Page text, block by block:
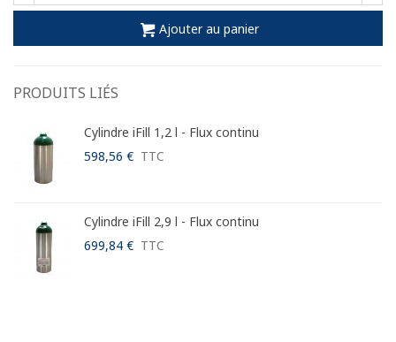
Ajouter au panier
PRODUITS LIÉS
Cylindre iFill 1,2 l - Flux continu
598,56 € TTC
Cylindre iFill 2,9 l - Flux continu
699,84 € TTC